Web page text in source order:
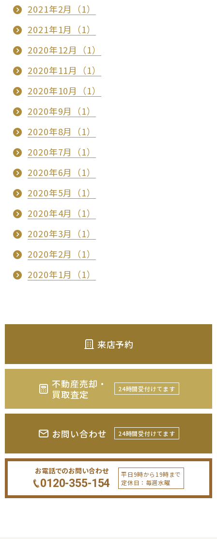
2021年2月（1）
2021年1月（1）
2020年12月（1）
2020年11月（1）
2020年10月（1）
2020年9月（1）
2020年8月（1）
2020年7月（1）
2020年6月（1）
2020年5月（1）
2020年4月（1）
2020年3月（1）
2020年2月（1）
2020年1月（1）
来店予約
不動産売却・
買取査定
24時間受付けてます
お問い合わせ 24時間受付けてます
お電話でのお問い合わせ
0120-355-154
平日9時から19時まで
定休日：毎週水曜